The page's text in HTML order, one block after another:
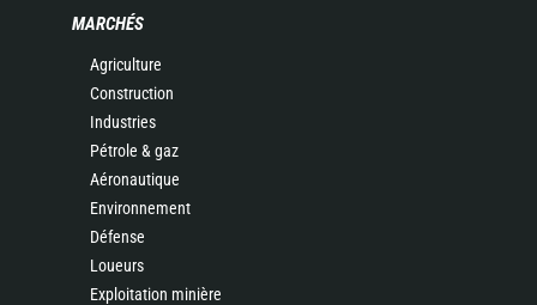
MARCHÉS
Agriculture
Construction
Industries
Pétrole & gaz
Aéronautique
Environnement
Défense
Loueurs
Exploitation minière